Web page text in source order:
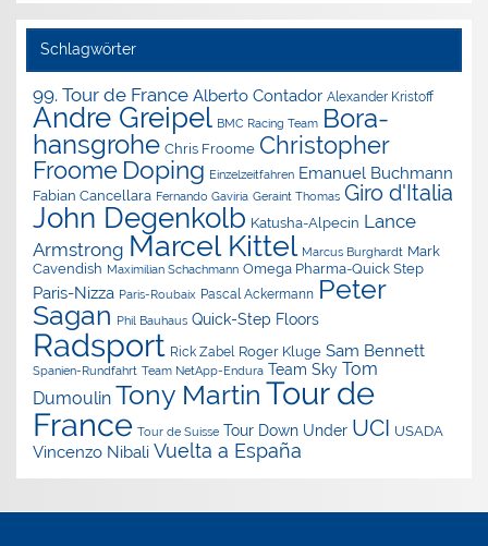
Schlagwörter
99. Tour de France Alberto Contador Alexander Kristoff
Andre Greipel BMC Racing Team Bora-
hansgrohe Chris Froome Christopher
Froome Doping Einzelzeitfahren Emanuel Buchmann
Fabian Cancellara Fernando Gaviria Geraint Thomas Giro d'Italia
John Degenkolb Katusha-Alpecin Lance
Armstrong Marcel Kittel Marcus Burghardt Mark
Cavendish Maximilian Schachmann Omega Pharma-Quick Step
Paris-Nizza Paris-Roubaix Pascal Ackermann Peter
Sagan Phil Bauhaus Quick-Step Floors
Radsport Rick Zabel Roger Kluge Sam Bennett
Spanien-Rundfahrt Team NetApp-Endura Team Sky Tom
Dumoulin Tony Martin Tour de
France Tour de Suisse Tour Down Under UCI USADA
Vincenzo Nibali Vuelta a España